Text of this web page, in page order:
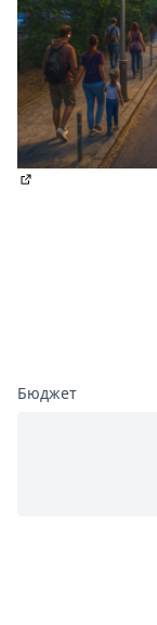
Бюджет